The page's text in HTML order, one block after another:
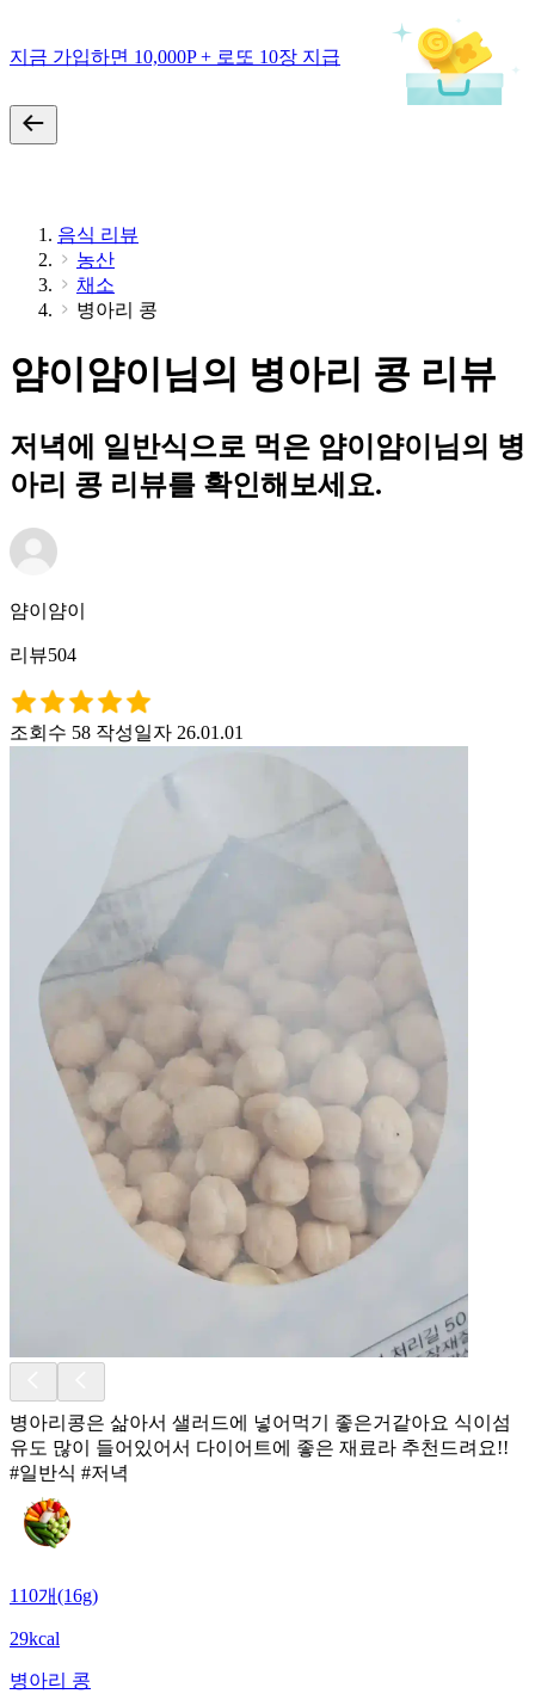
지금 가입하면 10,000P + 로또 10장 지급
음식 리뷰
농산
채소
병아리 콩
얌이얌이님의 병아리 콩 리뷰
저녁에 일반식으로 먹은 얌이얌이님의 병
아리 콩 리뷰를 확인해보세요.
얌이얌이
리뷰504
조회수 58 작성일자 26.01.01
병아리콩은 삶아서 샐러드에 넣어먹기 좋은거같아요 식이섬
유도 많이 들어있어서 다이어트에 좋은 재료라 추천드려요!!
#일반식 #저녁
110개(16g)
29kcal
병아리 콩